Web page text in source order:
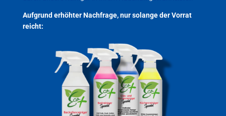
Aufgrund erhöhter Nachfrage, nur solange der Vorrat
reicht: